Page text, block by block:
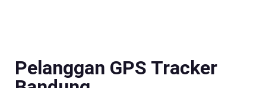
Pelanggan GPS Tracker